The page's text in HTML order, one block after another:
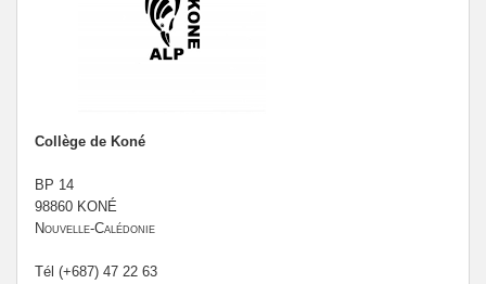
Collège de Koné
BP 14
98860 KONÉ
Nouvelle-Calédonie
Tél (+687) 47 22 63